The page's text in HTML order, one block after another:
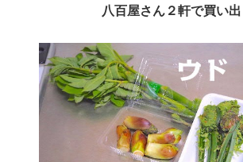
八百屋さん２軒で買い出